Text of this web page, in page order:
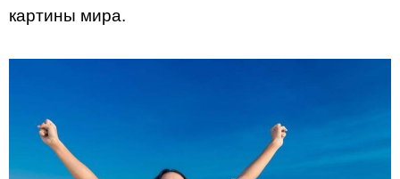
картины мира.